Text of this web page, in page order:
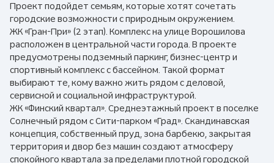
Проект подойдет семьям, которые хотят сочетать
городские возможности с природным окружением.
ЖК «Гран-При» (2 этап). Комплекс на улице Ворошилова
расположен в центральной части города. В проекте
предусмотрены подземный паркинг, бизнес-центр и
спортивный комплекс с бассейном. Такой формат
выбирают те, кому важно жить рядом с деловой,
сервисной и социальной инфраструктурой.
ЖК «Финский квартал». Среднеэтажный проект в поселке
Солнечный рядом с Сити-парком «Град». Скандинавская
концепция, собственный пруд, зона барбекю, закрытая
территория и двор без машин создают атмосферу
спокойного квартала за пределами плотной городской